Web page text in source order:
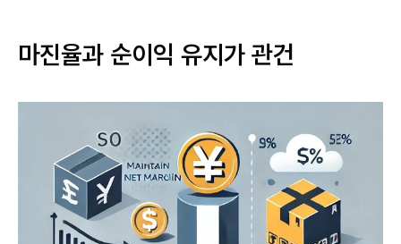
마진율과 순이익 유지가 관건